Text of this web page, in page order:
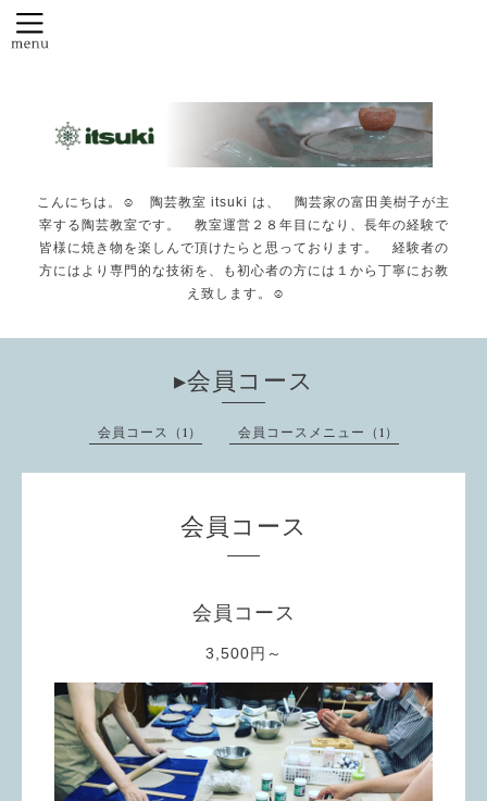
こんにちは。☺️ 陶芸教室 itsuki は、 陶芸家の富田美樹子が主
宰する陶芸教室です。 教室運営２８年目になり、長年の経験で
皆様に焼き物を楽しんで頂けたらと思っております。 経験者の
方にはより専門的な技術を、も初心者の方には１から丁寧にお教
え致します。☺️
▸会員コース
会員コース（1） 会員コースメニュー（1）
会員コース
会員コース
3,500円～